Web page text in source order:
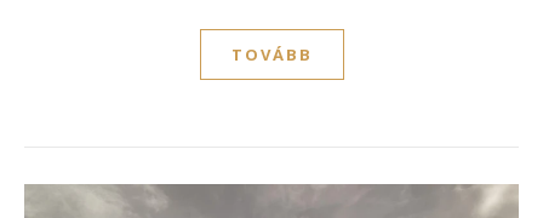
TOVÁBB